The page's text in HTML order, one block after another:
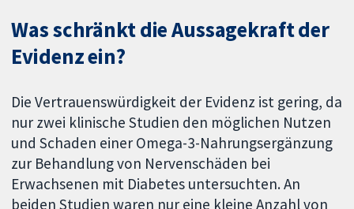
Was schränkt die Aussagekraft der
Evidenz ein?
Die Vertrauenswürdigkeit der Evidenz ist gering, da
nur zwei klinische Studien den möglichen Nutzen
und Schaden einer Omega-3-Nahrungsergänzung
zur Behandlung von Nervenschäden bei
Erwachsenen mit Diabetes untersuchten. An
beiden Studien waren nur eine kleine Anzahl von